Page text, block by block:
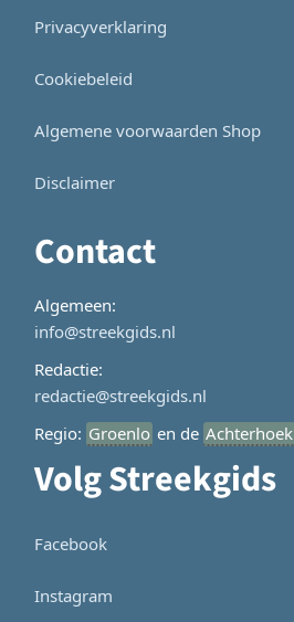
Privacyverklaring
Cookiebeleid
Algemene voorwaarden Shop
Disclaimer
Contact
Algemeen:
info@streekgids.nl
Redactie:
redactie@streekgids.nl
Regio: Groenlo en de Achterhoek
Volg Streekgids
Facebook
Instagram